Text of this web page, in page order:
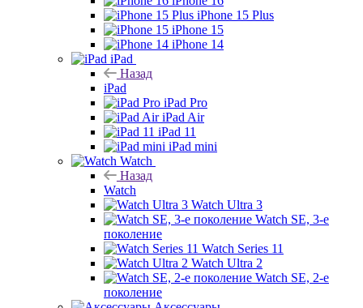
iPhone 15 Plus
iPhone 15
iPhone 14
iPad
Назад
iPad
iPad Pro
iPad Air
iPad 11
iPad mini
Watch
Назад
Watch
Watch Ultra 3
Watch SE, 3-е
поколение
Watch Series 11
Watch Ultra 2
Watch SE, 2-е
поколение